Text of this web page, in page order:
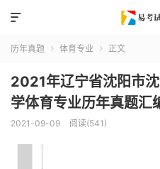

历年真题  体育专业  正文
2021年辽宁省沈阳市
学体育专业历年真题汇
2021-09-09 阅读(541)